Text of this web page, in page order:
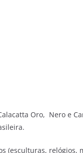
Oro, Nero e
(esculturas, relógios,